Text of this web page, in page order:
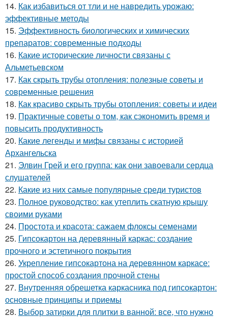
14. Как избавиться от тли и не навредить урожаю:
эффективные методы
15. Эффективность биологических и химических
препаратов: современные подходы
16. Какие исторические личности связаны с
Альметьевском
17. Как скрыть трубы отопления: полезные советы и
современные решения
18. Как красиво скрыть трубы отопления: советы и идеи
19. Практичные советы о том, как сэкономить время и
повысить продуктивность
20. Какие легенды и мифы связаны с историей
Архангельска
21. Элвин Грей и его группа: как они завоевали сердца
слушателей
22. Какие из них самые популярные среди туристов
23. Полное руководство: как утеплить скатную крышу
своими руками
24. Простота и красота: сажаем флоксы семенами
25. Гипсокартон на деревянный каркас: создание
прочного и эстетичного покрытия
26. Укрепление гипсокартона на деревянном каркасе:
простой способ создания прочной стены
27. Внутренняя обрешетка каркасника под гипсокартон:
основные принципы и приемы
28. Выбор затирки для плитки в ванной: все, что нужно